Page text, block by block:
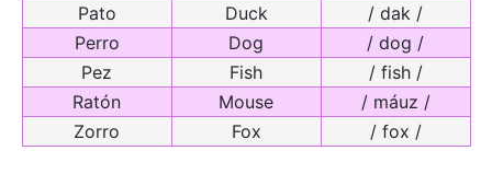
Pato
Duck
/ dak /
Perro
Dog
/ dog /
Pez
Fish
/ fish /
Ratón
Mouse
/ máuz /
Zorro
Fox / fox /